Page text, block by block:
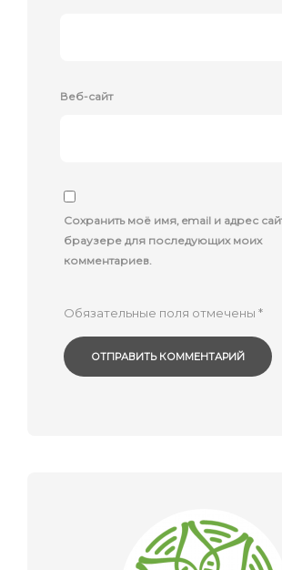
Веб-сайт
Сохранить моё имя, email и адрес
браузере для последующих моих
комментариев.
Обязательные поля отмечены *